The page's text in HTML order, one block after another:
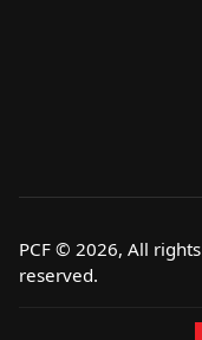
PCF © 2026, All rights
reserved.